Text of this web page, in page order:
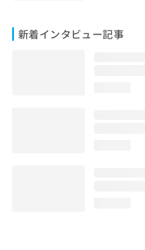
新着インタビュー記事